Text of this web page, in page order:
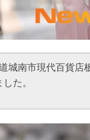
城南市現代百貨店
た。